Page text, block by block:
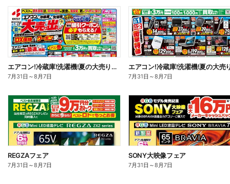
エアコン!冷蔵庫!洗濯機!夏の大売り出し!
7月31日 ～8月7日 7月31日 ～8月7日
REGZAフェア
7月31日 ～8月7日
SONY大映像フェア
7月31日 ～8月7日